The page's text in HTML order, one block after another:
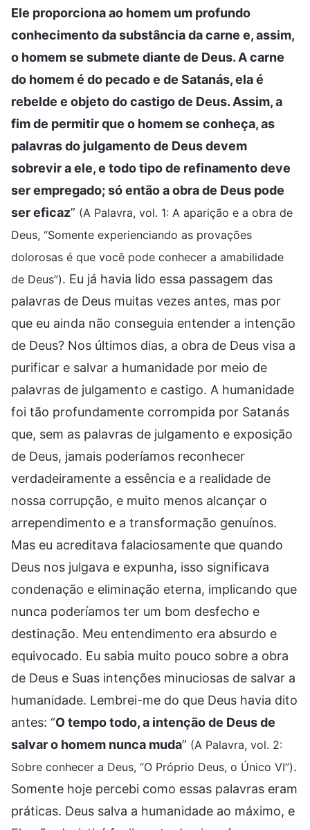
Ele proporciona ao homem um profundo
conhecimento da substância da carne e, assim,
o homem se submete diante de Deus. A carne
do homem é do pecado e de Satanás, ela é
rebelde e objeto do castigo de Deus. Assim, a
fim de permitir que o homem se conheça, as
palavras do julgamento de Deus devem
sobrevir a ele, e todo tipo de refinamento deve
ser empregado; só então a obra de Deus pode
ser eficaz” (A Palavra, vol. 1: A aparição e a obra de
Deus, “Somente experienciando as provações
dolorosas é que você pode conhecer a amabilidade
de Deus”). Eu já havia lido essa passagem das
palavras de Deus muitas vezes antes, mas por
que eu ainda não conseguia entender a intenção
de Deus? Nos últimos dias, a obra de Deus visa a
purificar e salvar a humanidade por meio de
palavras de julgamento e castigo. A humanidade
foi tão profundamente corrompida por Satanás
que, sem as palavras de julgamento e exposição
de Deus, jamais poderíamos reconhecer
verdadeiramente a essência e a realidade de
nossa corrupção, e muito menos alcançar o
arrependimento e a transformação genuínos.
Mas eu acreditava falaciosamente que quando
Deus nos julgava e expunha, isso significava
condenação e eliminação eterna, implicando que
nunca poderíamos ter um bom desfecho e
destinação. Meu entendimento era absurdo e
equivocado. Eu sabia muito pouco sobre a obra
de Deus e Suas intenções minuciosas de salvar a
humanidade. Lembrei-me do que Deus havia dito
antes: “O tempo todo, a intenção de Deus de
salvar o homem nunca muda” (A Palavra, vol. 2:
Sobre conhecer a Deus, “O Próprio Deus, o Único VI”).
Somente hoje percebi como essas palavras eram
práticas. Deus salva a humanidade ao máximo, e